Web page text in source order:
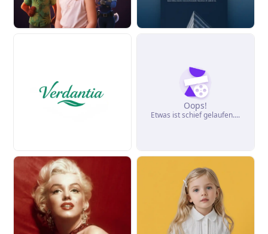
Oops!
Etwas ist schief gelaufen....